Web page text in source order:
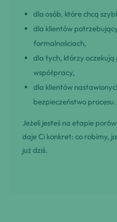
dla osób, które chcą
dla klientów
formalnościach,
dla tych, którzy
współpracy,
dla klientów
bezpieczeństwo procesu.
Jeżeli jesteś na etapie
daje Ci konkret: co robimy,
już dziś.